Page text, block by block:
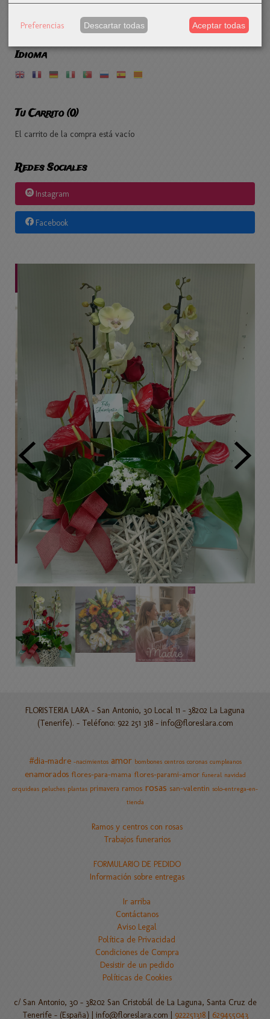
Idioma
Tu Carrito (0)
El carrito de la compra está vacío
Redes Sociales
Instagram
Facebook
FLORISTERIA LARA - San Antonio, 30 Local 11 - 38202 La Laguna
(Tenerife). - Teléfono: 922 251 318 - info@floreslara.com
#dia-madre -nacimientos amor bombones centros coronas cumpleanos
enamorados flores-para-mama flores-parami-amor funeral navidad
orquideas peluches plantas primavera ramos rosas san-valentin solo-entrega-en-
tienda
Ramos y centros con rosas
Trabajos funerarios
FORMULARIO DE PEDIDO
Información sobre entregas
Ir arriba
Contáctanos
Aviso Legal
Política de Privacidad
Condiciones de Compra
Desistir de un pedido
Políticas de Cookies
c/ San Antonio, 30 - 38202 San Cristobál de La Laguna, Santa Cruz de
Tenerife - (España) | info@floreslara.com | 922251318| 629455043
Preferencias Descartar todas Aceptar todas